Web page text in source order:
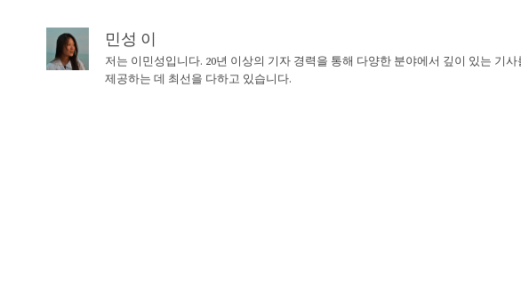
민성 이
저는 이민성입니다. 20년 이상의 기자 경력을 통해 다양한 분야에서 깊이 있는 기
제공하는 데 최선을 다하고 있습니다.